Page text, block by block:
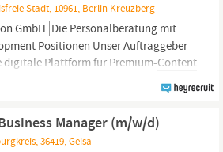
Stadt, 10961, Berlin Kreuzberg
GmbH Die Personalberatung mit
Positionen Unser Auftraggeber
digitale Plattform für Premium-Content
Leser mit starken Medienmarken,
journalistischen Inhalten. Das Ziel:
Manager (m/w/d)
36419, Geisa